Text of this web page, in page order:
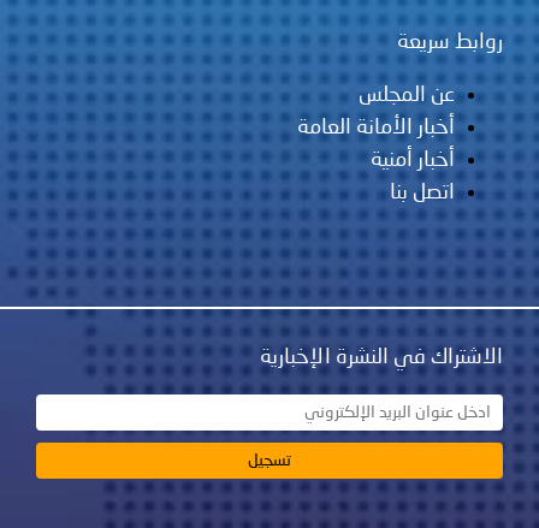
روابط سريعة
عن المجلس
أخبار الأمانة العامة
أخبار أمنية
اتصل بنا
الاشتراك في النشرة الإخبارية